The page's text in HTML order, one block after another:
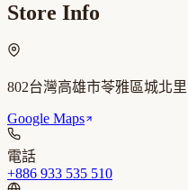
Store Info
802台灣高雄市苓雅區城北
Google Maps
電話
+886 933 535 510